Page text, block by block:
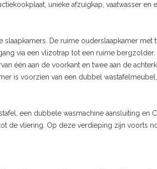
unieke afzuigkap, vaatwasser en
De ruime ouderslaapkamer met
via een vlizotrap tot een ruime
één aan de voorkant en twee aan de
is voorzien van een dubbel
een dubbele wasmachine aansluiting en
de vliering. Op deze verdieping zijn voorts